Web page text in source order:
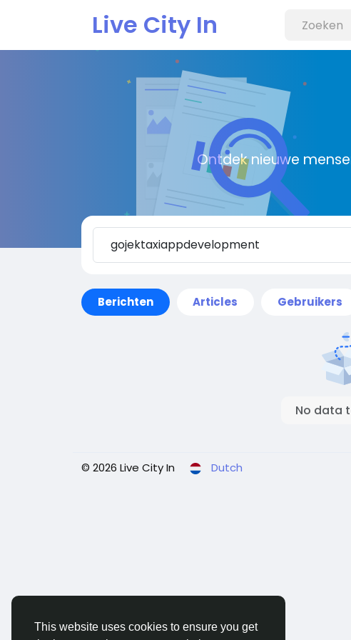
This website uses cookies to ensure you get
Live City In
Ontdek nieuwe
Berichten Articles Gebruikers
No data
© 2026 Live City In Dutch